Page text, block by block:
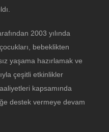
2003 yılında
bebeklikten
yaşama hazırlamak ve
çeşitli etkinlikler
kapsamında
destek vermeye devam